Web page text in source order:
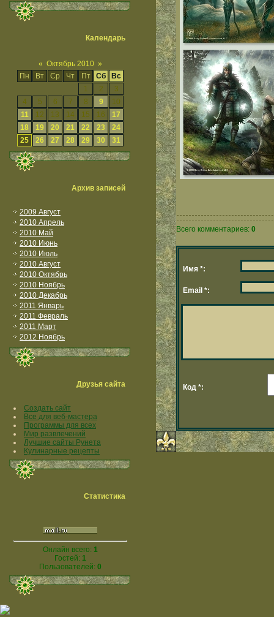
Календарь
« Октябрь 2010 »
Пн
Вт Ср Чт Пт Сб
Вс
1
2
3
4
5 6 7 8 9
10
11
12 13 14 15 16
17
18
19 20 21 22 23
24
25
26 27 28 29 30 31
Архив записей
2009 Август
2010 Апрель
2010 Май
2010 Июнь
2010 Июль
2010 Август
2010 Октябрь
2010 Ноябрь
2010 Декабрь
2011 Январь
2011 Февраль
2011 Март
2012 Ноябрь
Друзья сайта
Создать сайт
Все для веб-мастера
Программы для всех
Мир развлечений
Лучшие сайты Рунета
Кулинарные рецепты
Статистика
Онлайн всего: 1
Гостей: 1
Пользователей: 0
Всего комментариев: 0
Имя *:
Email *:
Код *: